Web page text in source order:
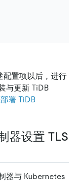
配置项以后，进行
与更新 TiDB
署 TiDB
器设置 TLS
器与 Kubernetes